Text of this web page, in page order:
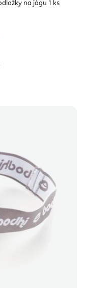
na jógu 1 ks